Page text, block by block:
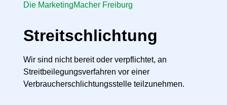
Die MarketingMacher Freiburg
Streitschlichtung
Wir sind nicht bereit oder verpflichtet, an
Streitbeilegungsverfahren vor einer
Verbraucherschlichtungsstelle teilzunehmen.